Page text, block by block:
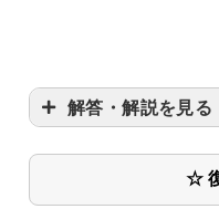
解答・解説を見る
☆